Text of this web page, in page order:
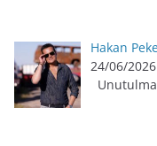
Hakan
24/06/2026